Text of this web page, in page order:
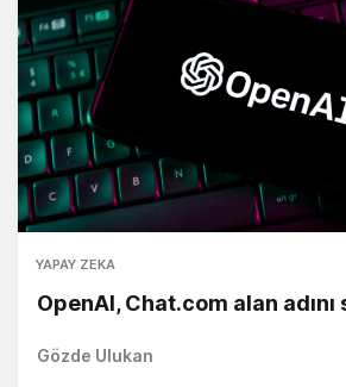
YAPAY ZEKA
OpenAI, Chat.com alan adını
Gözde Ulukan